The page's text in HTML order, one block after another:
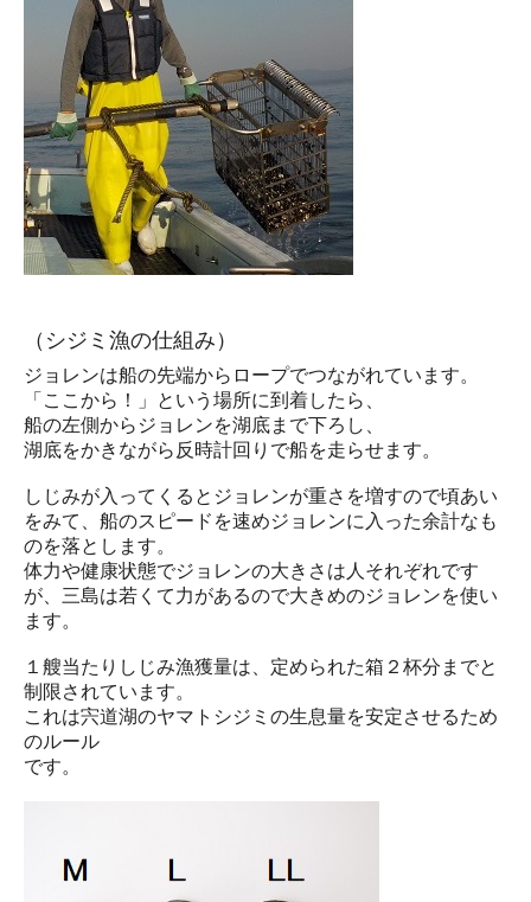
（シジミ漁の仕組み）
ジョレンは船の先端からロープでつながれています。
「ここから！」という場所に到着したら、
船の左側からジョレンを湖底まで下ろし、
湖底をかきながら反時計回りで船を走らせます。
しじみが入ってくるとジョレンが重さを増すので頃あい
をみて、船のスピードを速めジョレンに入った余計なも
のを落とします。
体力や健康状態でジョレンの大きさは人それぞれです
が、三島は若くて力があるので大きめのジョレンを使い
ます。
１艘当たりしじみ漁獲量は、定められた箱２杯分までと
制限されています。
これは宍道湖のヤマトシジミの生息量を安定させるため
のルール
です。